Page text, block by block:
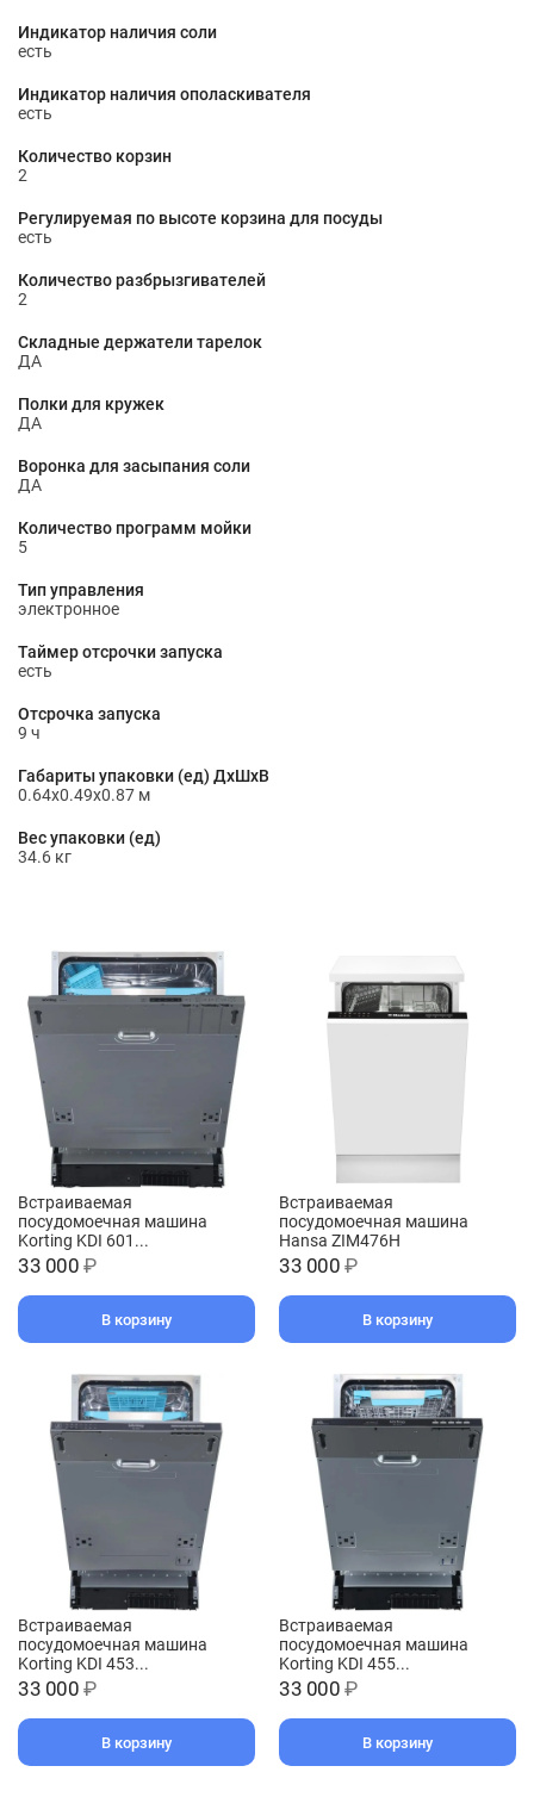
Индикатор наличия соли
есть
Индикатор наличия ополаскивателя
есть
Количество корзин
2
Регулируемая по высоте корзина для посуды
есть
Количество разбрызгивателей
2
Складные держатели тарелок
ДА
Полки для кружек
ДА
Воронка для засыпания соли
ДА
Количество программ мойки
5
Тип управления
электронное
Таймер отсрочки запуска
есть
Отсрочка запуска
9 ч
Габариты упаковки (ед) ДхШхВ
0.64x0.49x0.87 м
Вес упаковки (ед)
34.6 кг
Встраиваемая
посудомоечная машина
Korting KDI 601...
33 000 ₽
В корзину
Встраиваемая
посудомоечная машина
Hansa ZIM476H
33 000 ₽
В корзину
Встраиваемая
посудомоечная машина
Korting KDI 453...
33 000 ₽
В корзину
Встраиваемая
посудомоечная машина
Korting KDI 455...
33 000 ₽
В корзину